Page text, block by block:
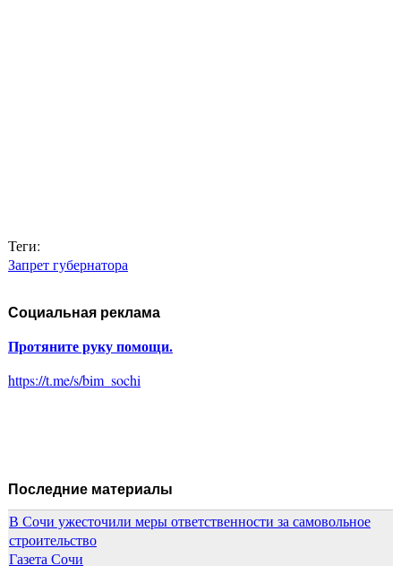
Теги:
Запрет губернатора
Социальная реклама
Протяните руку помощи.
https://t.me/s/bim_sochi
Последние материалы
В Сочи ужесточили меры ответственности за самовольное
строительство
Газета Сочи